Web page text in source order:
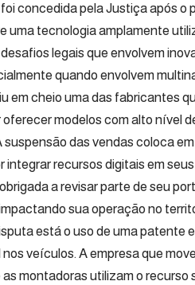
concedida pela Justiça após o
uma tecnologia amplamente
legais que envolvem
quando envolvem
em cheio uma das fabricantes
modelos com alto nível
suspensão das vendas coloca
integrar recursos digitais em
a revisar parte de seu
sua operação no
está o uso de uma patente
veículos. A empresa que
as montadoras utilizam o